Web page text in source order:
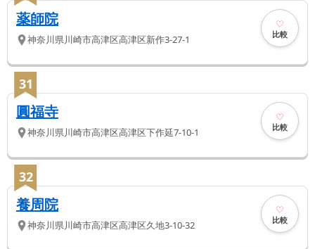
薬師院
神奈川県川崎市高津区高津区新作3-27-1 比較
31
圓福寺
神奈川県川崎市高津区高津区下作延7-10-1 比較
32
養周院
神奈川県川崎市高津区高津区久地3-10-32 比較